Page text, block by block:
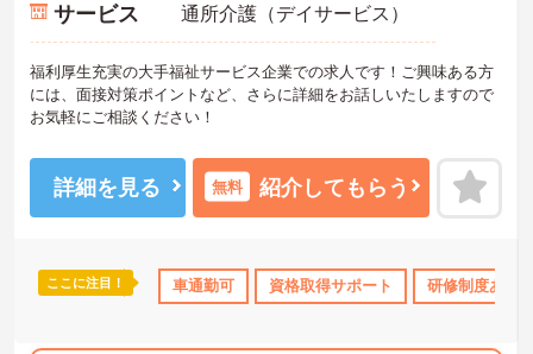
研修制度あり 産休･育休･介護休暇取得実績あり 社会保険完備
サービス 通所介護（デイサービス）
福利厚生充実の大手福祉サービス企業での求人です！ご興味ある方
には、面接対策ポイントなど、さらに詳細をお話しいたしますので
お気軽にご相談ください！
詳細を見る 無料 紹介してもらう
ここに注目！ 車通勤可 資格取得サポート 研修制度あり